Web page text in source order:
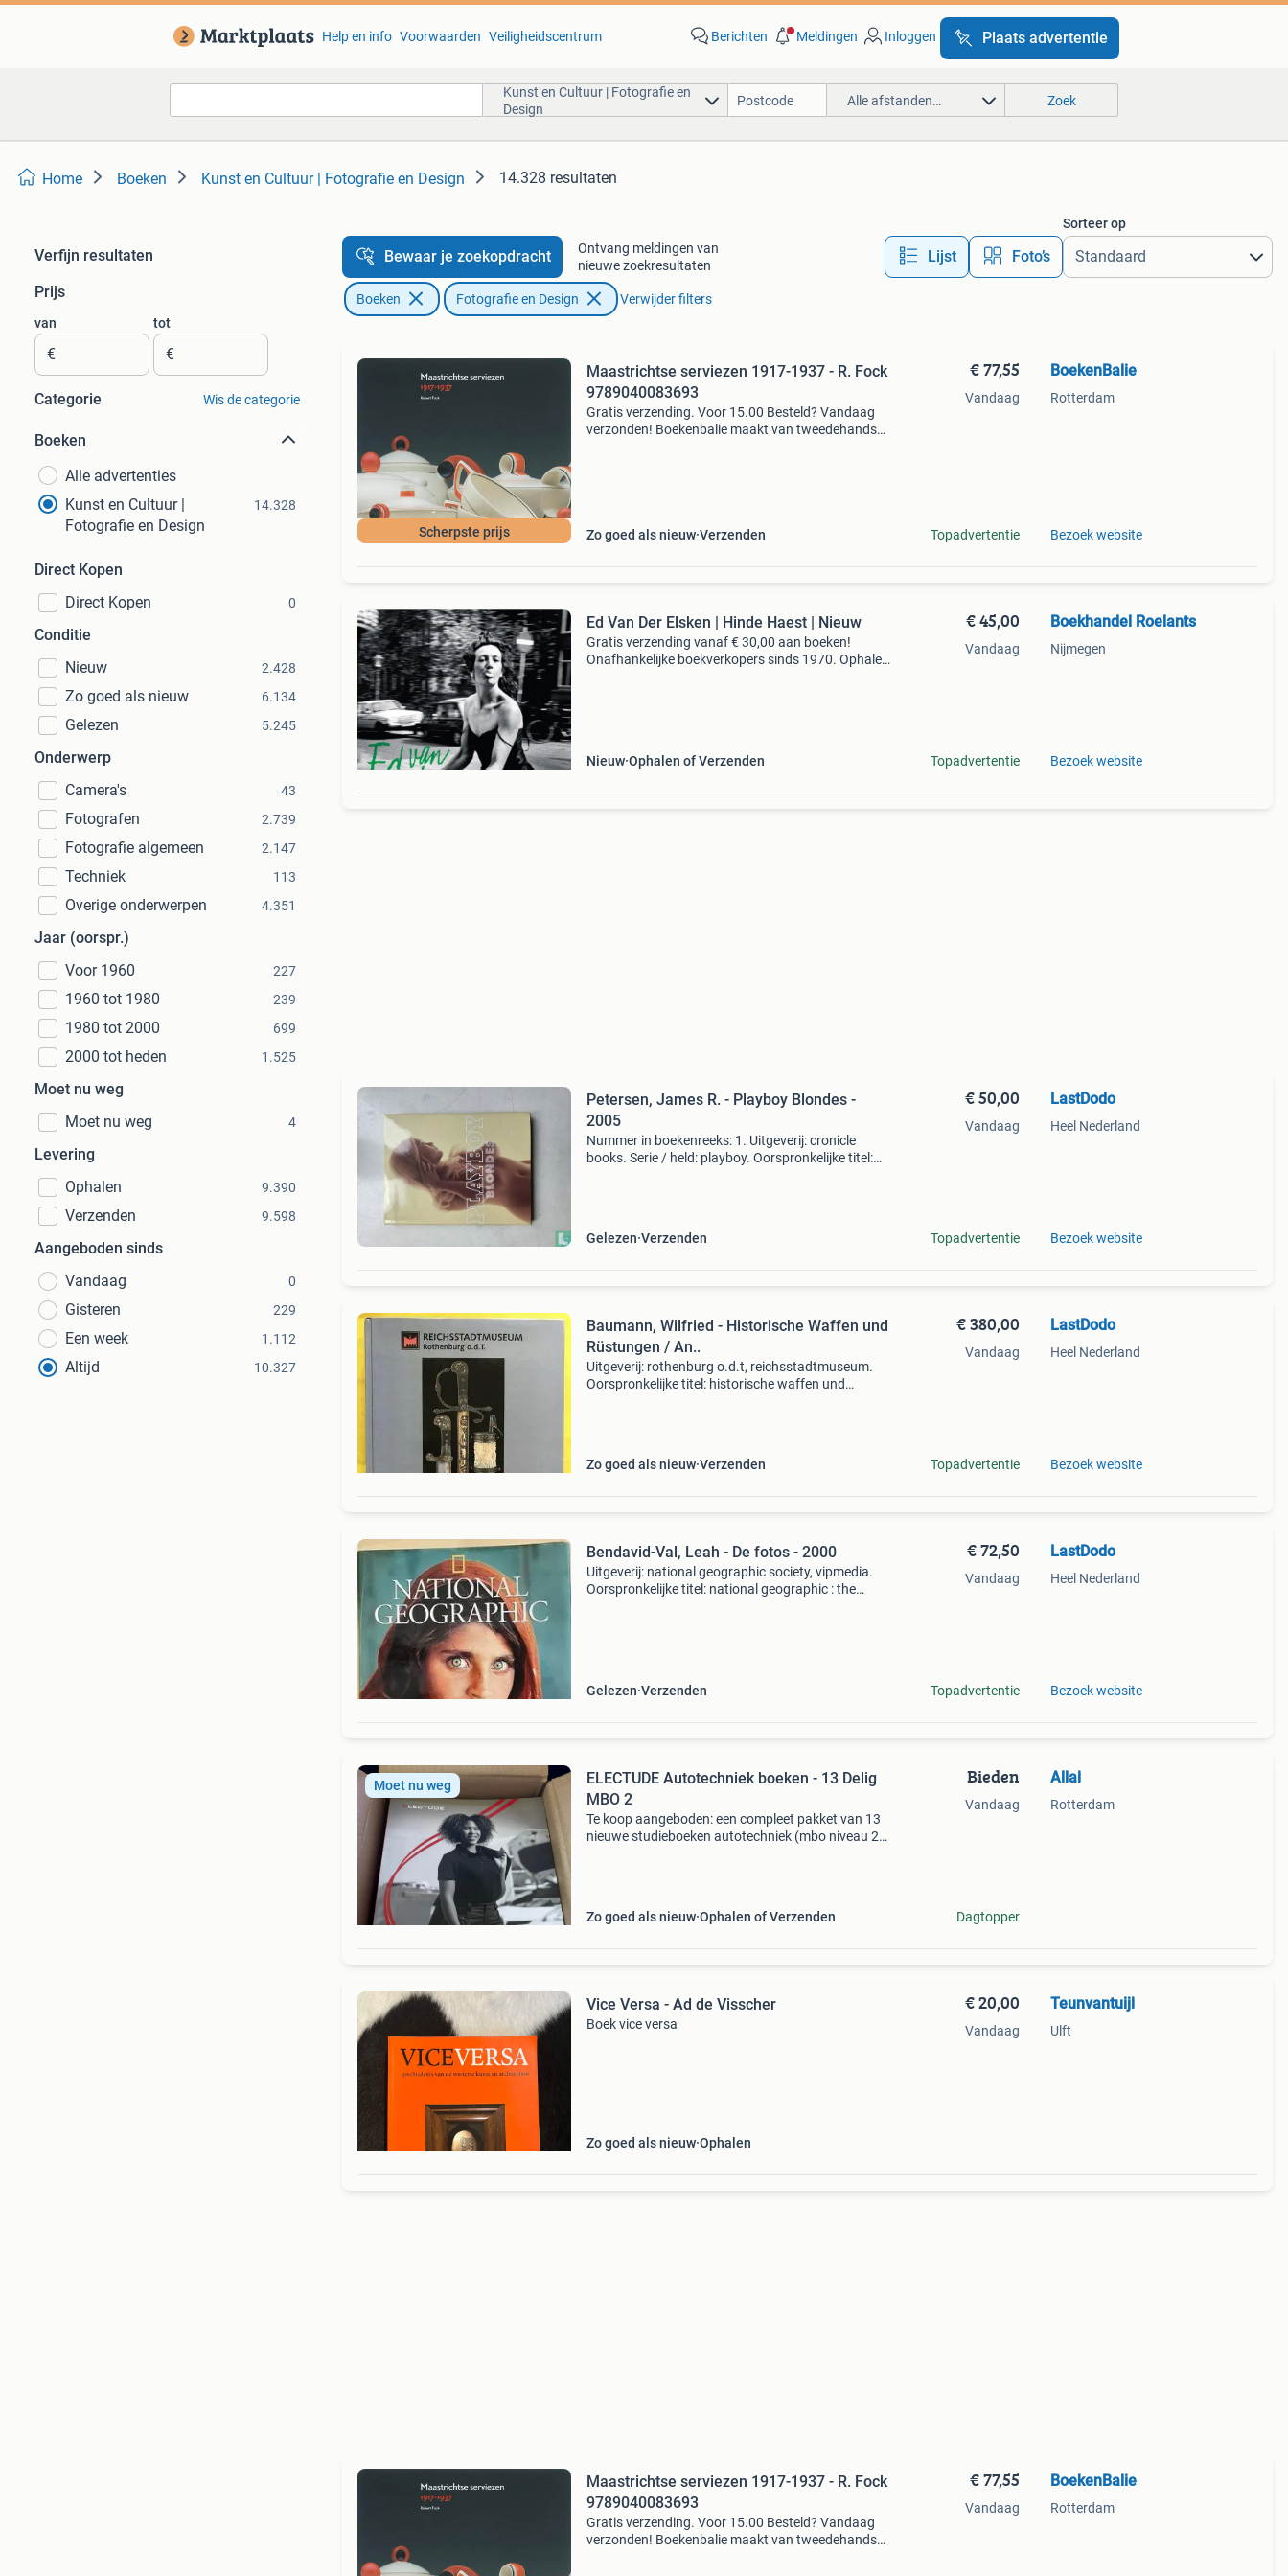
Help en info Voorwaarden Veiligheidscentrum Berichten Meldingen Inloggen Plaats advertentie
Kunst en Cultuur | Fotografie en
Design
Alle afstanden… Zoek
Home Boeken Kunst en Cultuur | Fotografie en Design 14.328 resultaten
Verfijn resultaten
Prijs
van
€
tot
€
Categorie Wis de categorie
Boeken
Alle advertenties
Kunst en Cultuur |
Fotografie en Design
14.328
Direct Kopen
Direct Kopen
0
Conditie
Nieuw
2.428
Zo goed als nieuw 6.134
Gelezen 5.245
Onderwerp
Camera's
43
Fotografen 2.739
Fotografie algemeen 2.147
Techniek 113
Overige onderwerpen 4.351
Jaar (oorspr.)
Voor 1960
227
1960 tot 1980 239
1980 tot 2000 699
2000 tot heden 1.525
Moet nu weg
Moet nu weg
4
Levering
Ophalen
9.390
Verzenden 9.598
Aangeboden sinds
Vandaag
0
Gisteren 229
Een week 1.112
Altijd 10.327
Bewaar je zoekopdracht
Ontvang meldingen van
nieuwe zoekresultaten
Lijst Foto’s
Sorteer op
Boeken Fotografie en Design Verwijder filters
Scherpste prijs
Maastrichtse serviezen 1917-1937 - R. Fock
9789040083693
Gratis verzending. Voor 15.00 Besteld? Vandaag
verzonden! Boekenbalie maakt van tweedehands
Zo goed als nieuw Verzenden
€ 77,55
Vandaag
Topadvertentie
BoekenBalie
Rotterdam
Bezoek website
Ed Van Der Elsken | Hinde Haest | Nieuw
Gratis verzending vanaf € 30,00 aan boeken!
Onafhankelijke boekverkopers sinds 1970. Ophalen
Nieuw Ophalen of Verzenden
€ 45,00
Vandaag
Topadvertentie
Boekhandel Roelants
Nijmegen
Bezoek website
Petersen, James R. - Playboy Blondes -
2005
Nummer in boekenreeks: 1. Uitgeverij: cronicle
books. Serie / held: playboy. Oorspronkelijke titel:
Gelezen Verzenden
€ 50,00
Vandaag
Topadvertentie
LastDodo
Heel Nederland
Bezoek website
Baumann, Wilfried - Historische Waffen und
Rüstungen / An..
Uitgeverij: rothenburg o.d.t, reichsstadtmuseum.
Oorspronkelijke titel: historische waffen und
Zo goed als nieuw Verzenden
€ 380,00
Vandaag
Topadvertentie
LastDodo
Heel Nederland
Bezoek website
Bendavid-Val, Leah - De fotos - 2000
Uitgeverij: national geographic society, vipmedia.
Oorspronkelijke titel: national geographic : the
Gelezen Verzenden
€ 72,50
Vandaag
Topadvertentie
LastDodo
Heel Nederland
Bezoek website
Moet nu weg
ELECTUDE Autotechniek boeken - 13 Delig
MBO 2
Te koop aangeboden: een compleet pakket van 13
nieuwe studieboeken autotechniek (mbo niveau 2).
Zo goed als nieuw Ophalen of Verzenden
Bieden
Vandaag
Dagtopper
Allal
Rotterdam
Vice Versa - Ad de Visscher
Boek vice versa
Zo goed als nieuw Ophalen
€ 20,00
Vandaag
Teunvantuijl
Ulft
Maastrichtse serviezen 1917-1937 - R. Fock
9789040083693
Gratis verzending. Voor 15.00 Besteld? Vandaag
verzonden! Boekenbalie maakt van tweedehands
€ 77,55
Vandaag
BoekenBalie
Rotterdam